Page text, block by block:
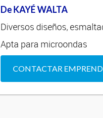
De KAYÉ WALTA
Diversos diseños,
Apta para microondas
CONTACTAR